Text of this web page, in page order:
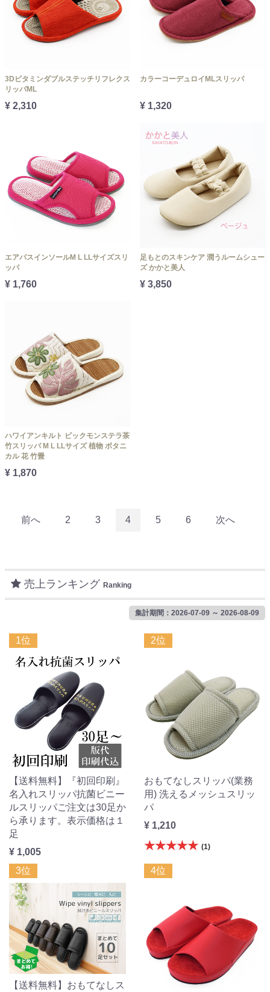
3Dビタミンダブルステッチリフレクス
リッパML
¥ 2,310
カラーコーデュロイMLスリッパ
¥ 1,320
エアパスインソールM L LLサイズスリ
ッパ
¥ 1,760
足もとのスキンケア 潤うルームシュー
ズ かかと美人
¥ 3,850
ハワイアンキルト ビックモンステラ茶
竹スリッパ M L LLサイズ 植物 ボタニ
カル 花 竹畳
¥ 1,870
前へ 2 3 4 5 6 次へ
売上ランキング Ranking
集計期間：2026-07-09 ～ 2026-08-09
1位
【送料無料】『初回印刷』
名入れスリッパ抗菌ビニー
ルスリッパご注文は30足か
ら承ります。表示価格は１
足
¥ 1,005
2位
おもてなしスリッパ(業務
用) 洗えるメッシュスリッ
パ
¥ 1,210
★★★★★ (1)
3位
【送料無料】おもてなしス
4位